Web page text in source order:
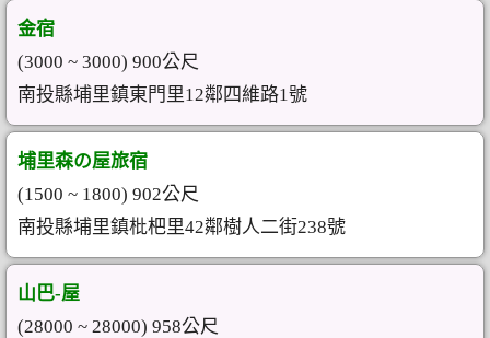
金宿
(3000 ~ 3000) 900公尺
南投縣埔里鎮東門里12鄰四維路1號
埔里森の屋旅宿
(1500 ~ 1800) 902公尺
南投縣埔里鎮枇杷里42鄰樹人二街238號
山巴-屋
(28000 ~ 28000) 958公尺